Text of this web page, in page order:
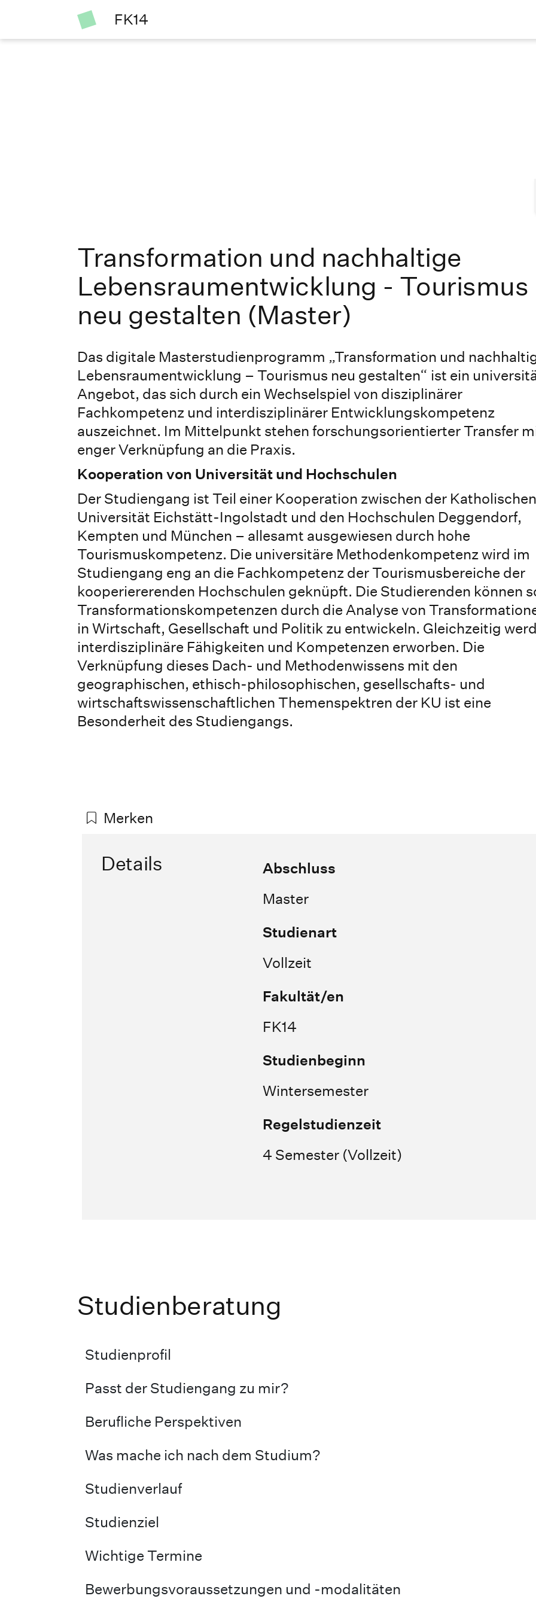
FK14
Transformation und nachhaltige
Lebensraumentwicklung - Tourismus
neu gestalten (Master)
Das digitale Masterstudienprogramm „Transformation und
Lebensraumentwicklung – Tourismus neu gestalten“ ist ein
Angebot, das sich durch ein Wechselspiel von disziplinärer
Fachkompetenz und interdisziplinärer Entwicklungskompetenz
auszeichnet. Im Mittelpunkt stehen forschungsorientierter Transfer
enger Verknüpfung an die Praxis.
Kooperation von Universität und Hochschulen
Der Studiengang ist Teil einer Kooperation zwischen der Katholischen
Universität Eichstätt-Ingolstadt und den Hochschulen Deggendorf,
Kempten und München – allesamt ausgewiesen durch hohe
Tourismuskompetenz. Die universitäre Methodenkompetenz wird im
Studiengang eng an die Fachkompetenz der Tourismusbereiche der
kooperiererenden Hochschulen geknüpft. Die Studierenden können
Transformationskompetenzen durch die Analyse von
in Wirtschaft, Gesellschaft und Politik zu entwickeln. Gleichzeitig
interdisziplinäre Fähigkeiten und Kompetenzen erworben. Die
Verknüpfung dieses Dach- und Methodenwissens mit den
geographischen, ethisch-philosophischen, gesellschafts- und
wirtschaftswissenschaftlichen Themenspektren der KU ist eine
Besonderheit des Studiengangs.
Merken
Details
Abschluss
Master
Studienart
Vollzeit
Fakultät/en
FK14
Studienbeginn
Wintersemester
Regelstudienzeit
4 Semester (Vollzeit)
Studienberatung
Studienprofil
Passt der Studiengang zu mir?
Berufliche Perspektiven
Was mache ich nach dem Studium?
Studienverlauf
Studienziel
Wichtige Termine
Bewerbungsvoraussetzungen und -modalitäten